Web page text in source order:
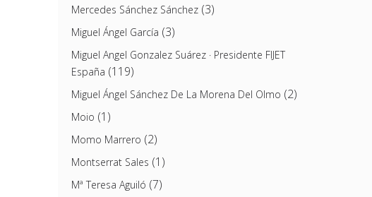
Mercedes Sánchez Sánchez(3)
Miguel Ángel García (3)
Miguel Angel Gonzalez Suárez · Presidente FIJET
España (119)
Miguel Ángel Sánchez De La Morena Del Olmo (2)
Moio (1)
Momo Marrero (2)
Montserrat Sales (1)
Mª Teresa Aguiló (7)